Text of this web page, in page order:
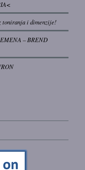
toniranja i dimenzije!
– BREND